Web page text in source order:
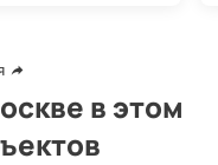
в этом